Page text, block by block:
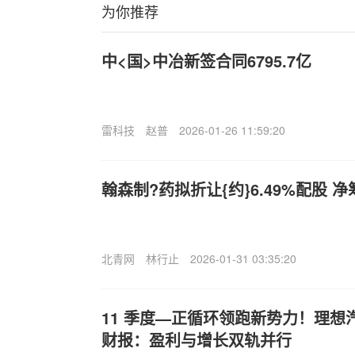
为你推荐
中<国>中冶新签合同6795.7亿
雷科技 赵普 2026-01-26 11:59:20
翰森制?药拟折让{约}6.49%配股 净
北青网 林行止 2026-01-31 03:35:20
11 季度—正循环领跑新势力！理想
财报：盈利与增长双轨并行